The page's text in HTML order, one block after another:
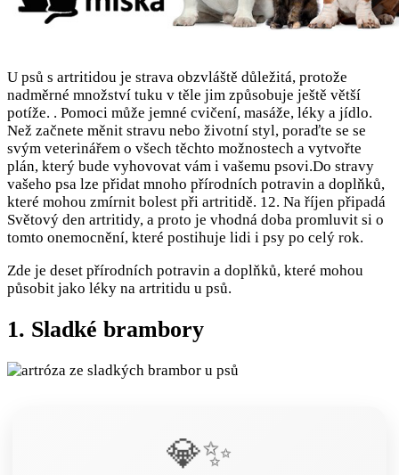
U psů s artritidou je strava obzvláště důležitá, protože
nadměrné množství tuku v těle jim způsobuje ještě větší
potíže. . Pomoci může jemné cvičení, masáže, léky a jídlo.
Než začnete měnit stravu nebo životní styl, poraďte se se
svým veterinářem o všech těchto možnostech a vytvořte
plán, který bude vyhovovat vám i vašemu psovi.Do stravy
vašeho psa lze přidat mnoho přírodních potravin a doplňků,
které mohou zmírnit bolest při artritidě. 12. Na říjen připadá
Světový den artritidy, a proto je vhodná doba promluvit si o
tomto onemocnění, které postihuje lidi i psy po celý rok.
Zde je deset přírodních potravin a doplňků, které mohou
působit jako léky na artritidu u psů.
1. Sladké brambory
💎✨